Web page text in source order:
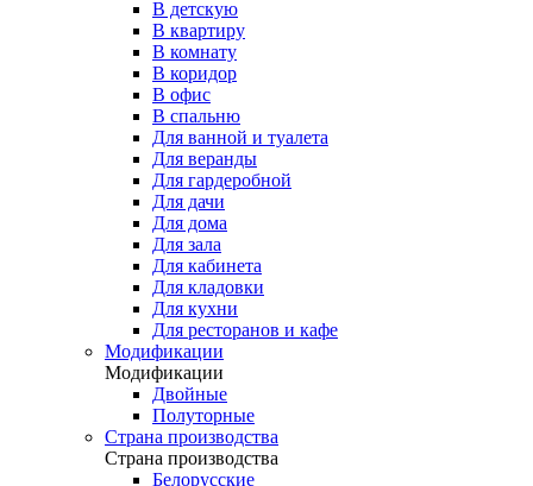
В детскую
В квартиру
В комнату
В коридор
В офис
В спальню
Для ванной и туалета
Для веранды
Для гардеробной
Для дачи
Для дома
Для зала
Для кабинета
Для кладовки
Для кухни
Для ресторанов и кафе
Модификации
Модификации
Двойные
Полуторные
Страна производства
Страна производства
Белорусские